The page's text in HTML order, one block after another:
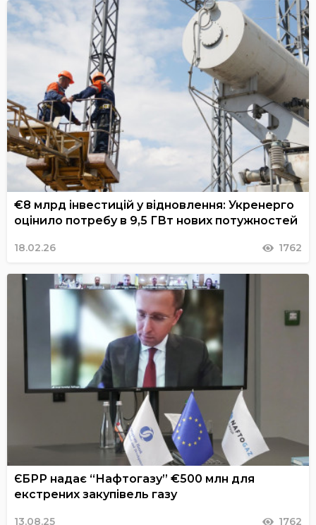
€8 млрд інвестицій у відновлення: Укренерго
оцінило потребу в 9,5 ГВт нових потужностей
18.02.26 1762
ЄБРР надає “Нафтогазу” €500 млн для
екстрених закупівель газу
13.08.25 1762